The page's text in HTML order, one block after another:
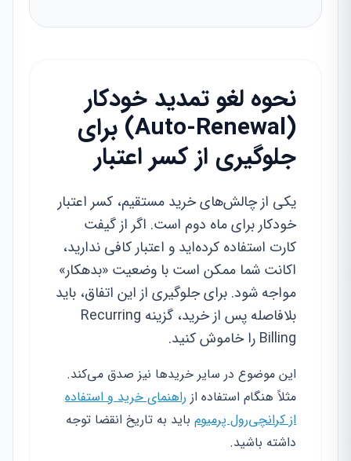
نحوه لغو تمدید خودکار
(Auto-Renewal) برای
جلوگیری از کسر اعتبار
یکی از چالش‌های خرید مستقیم، کسر اعتبار
خودکار برای ماه دوم است. اگر از گیفت
کارت استفاده کرده‌اید و اعتبار کافی ندارید،
اکانت شما ممکن است با وضعیت «بدهکار»
مواجه شود. برای جلوگیری از این اتفاق، باید
بلافاصله پس از خرید، گزینه Recurring
Billing را خاموش کنید.
این موضوع در سایر خریدها نیز صدق می‌کند.
مثلاً هنگام استفاده از راهنمای خرید و استفاده
از کرانچی‌رول پرمیوم باید به تاریخ انقضا توجه
داشته باشید.